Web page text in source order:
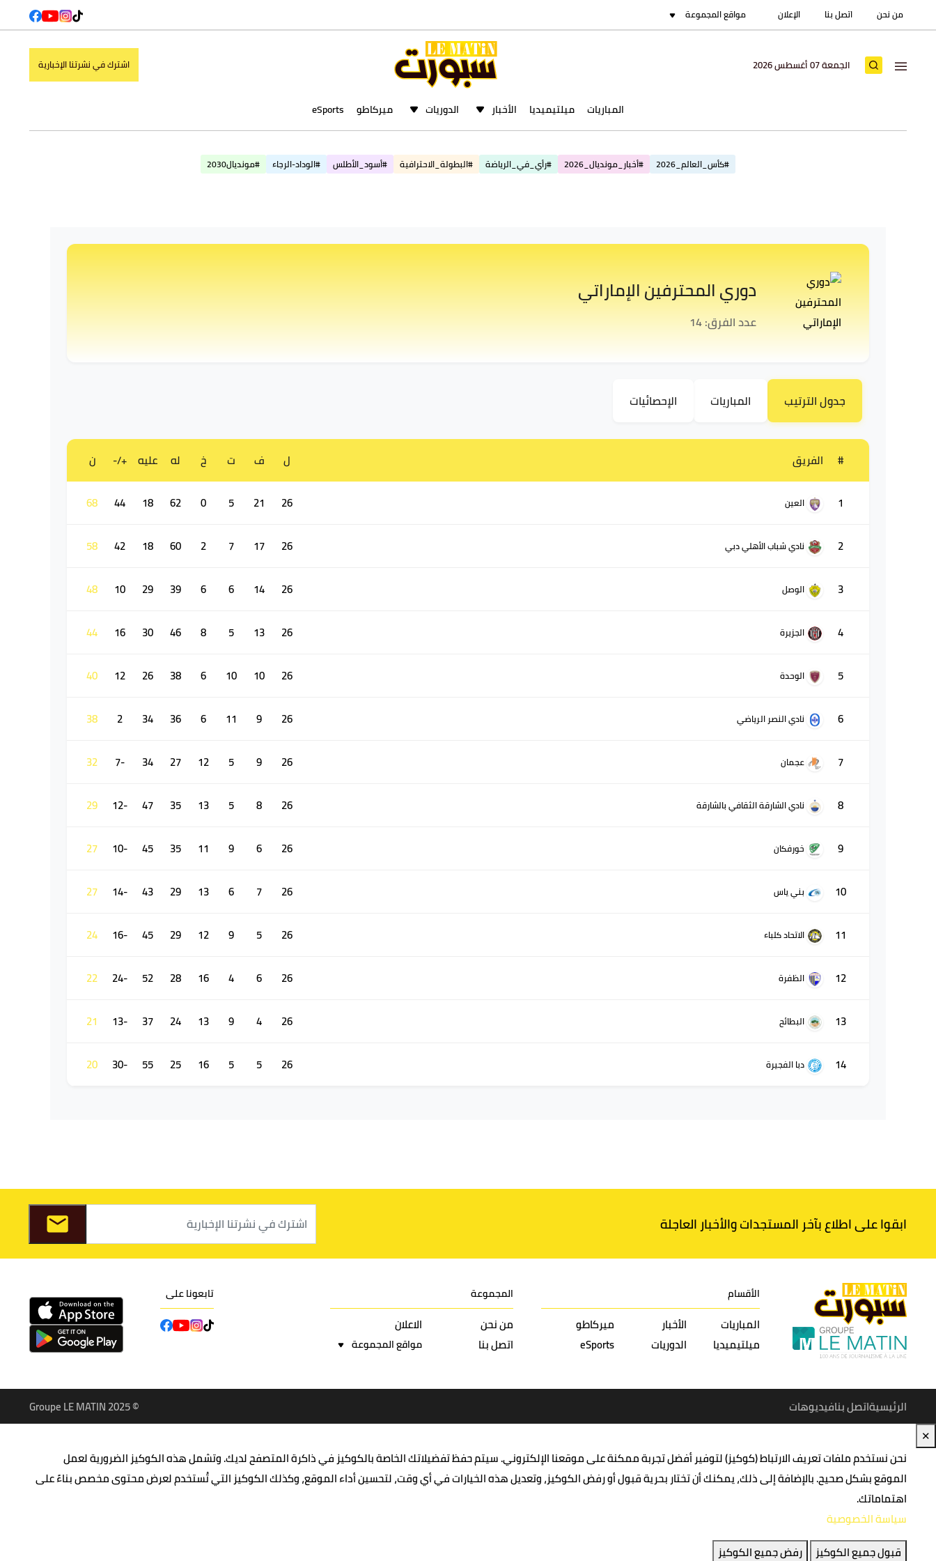
من نحن اتصل بنا الإعلان مواقع المجموعة
الجمعة 07 أغسطس 2026 اشترك في نشرتنا الإخبارية
المباريات ميلتيميديا الأخبار الدوريات ميركاطو eSports
#كأس_العالم_2026 #أخبار_مونديال_2026 #رأي_في_الرياضة #البطولة_الاحترافية #أسود_الأطلس #الوداد-الرجاء #مونديال2030
دوري المحترفين الإماراتي
عدد الفرق: 14
جدول الترتيب المباريات الإحصائيات
# الفريق ل ف ت خ له عليه +/- ن
1 العين 26
21
5
0
62
18
44
68
2 نادي شباب الأهلي دبي 26
17
7
2
60
18
42
58
3 الوصل 26
14
6
6
39
29
10
48
4 الجزيرة 26
13
5
8
46
30
16
44
5 الوحدة 26
10
10
6
38
26
12
40
6 نادي النصر الرياضي 26
9
11
6
36
34
2
38
7 عجمان 26
9
5
12
27
34
-7
32
8 نادي الشارقة الثقافي بالشارقة 26
8
5
13
35
47
-12
29
9 خورفكان 26
6
9
11
35
45
-10
27
10 بني ياس 26
7
6
13
29
43
-14
27
11 الاتحاد كلباء 26
5
9
12
29
45
-16
24
12 الظفرة 26
6
4
16
28
52
-24
22
13 البطائح 26
4
9
13
24
37
-13
21
14 دبا الفجيرة 26
5
5
16
25
55
-30
20
ابقوا على اطلاع بآخر المستجدات والأخبار العاجلة
الأقسام
المباريات الأخبار
ميركاطو
ميلتيميديا
الدوريات eSports
المجموعة
من نحن
الاعلان
اتصل بنا
مواقع المجموعة
تابعونا على
الرئيسيةاتصل بنافيديوهات
© Groupe LE MATIN 2025
✕
نحن نستخدم ملفات تعريف الارتباط (كوكيز) لتوفير أفضل تجربة ممكنة على موقعنا الإلكتروني. سيتم حفظ تفضيلاتك الخاصة بالكوكيز في ذاكرة المتصفح لديك. وتشمل هذه الكوكيز الضرورية لعمل
الموقع بشكل صحيح. بالإضافة إلى ذلك، يمكنك أن تختار بحرية قبول أو رفض الكوكيز، وتعديل هذه الخيارات في أي وقت، لتحسين أداء الموقع، وكذلك الكوكيز التي تُستخدم لعرض محتوى مخصص بناءً على
اهتماماتك.
سياسة الخصوصية
قبول جميع الكوكيز
رفض جميع الكوكيز